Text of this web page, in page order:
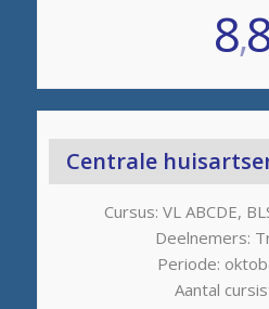
8,
Centrale
Cursus: VL ABCDE,
Deelnemers:
Periode:
Aantal